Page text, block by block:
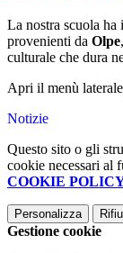
La nostra scuola ha
provenienti da Olpe
culturale che dura
Apri il menù
Notizie
Questo sito o gli
cookie necessari al
COOKIE
Personalizza
Gestione cookie